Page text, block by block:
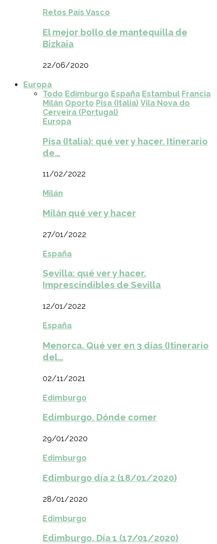
Retos País Vasco
El mejor bollo de mantequilla de
Bizkaia
22/06/2020
Europa
Todo Edimburgo España Estambul Francia
Milán Oporto Pisa (Italia) Vila Nova do
Cerveira (Portugal)
Europa
Pisa (Italia): qué ver y hacer. Itinerario
de…
11/02/2022
Milán
Milán qué ver y hacer
27/01/2022
España
Sevilla: qué ver y hacer.
Imprescindibles de Sevilla
12/01/2022
España
Menorca. Qué ver en 3 días (Itinerario
del…
02/11/2021
Edimburgo
Edimburgo. Dónde comer
29/01/2020
Edimburgo
Edimburgo día 2 (18/01/2020)
28/01/2020
Edimburgo
Edimburgo. Día 1 (17/01/2020)